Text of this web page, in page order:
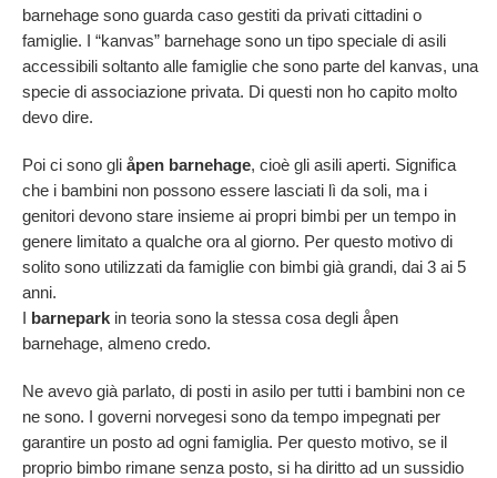
barnehage sono guarda caso gestiti da privati cittadini o
famiglie. I “kanvas” barnehage sono un tipo speciale di asili
accessibili soltanto alle famiglie che sono parte del kanvas, una
specie di associazione privata. Di questi non ho capito molto
devo dire.
Poi ci sono gli åpen barnehage, cioè gli asili aperti. Significa
che i bambini non possono essere lasciati lì da soli, ma i
genitori devono stare insieme ai propri bimbi per un tempo in
genere limitato a qualche ora al giorno. Per questo motivo di
solito sono utilizzati da famiglie con bimbi già grandi, dai 3 ai 5
anni.
I barnepark in teoria sono la stessa cosa degli åpen
barnehage, almeno credo.
Ne avevo già parlato, di posti in asilo per tutti i bambini non ce
ne sono. I governi norvegesi sono da tempo impegnati per
garantire un posto ad ogni famiglia. Per questo motivo, se il
proprio bimbo rimane senza posto, si ha diritto ad un sussidio